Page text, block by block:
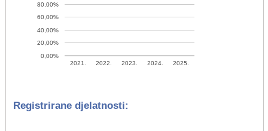
2021. 2022. 2023. 2024. 2025.
0,00%
20,00%
40,00%
60,00%
80,00%
Registrirane djelatnosti: